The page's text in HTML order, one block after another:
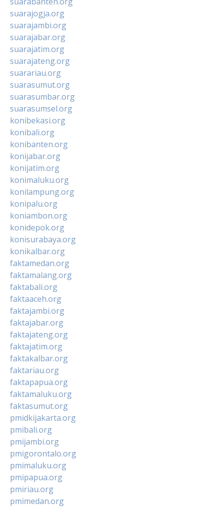
suarajogja.org
suarajambi.org
suarajabar.org
suarajatim.org
suarajateng.org
suarariau.org
suarasumut.org
suarasumbar.org
suarasumsel.org
konibekasi.org
konibali.org
konibanten.org
konijabar.org
konijatim.org
konimaluku.org
konilampung.org
konipalu.org
koniambon.org
konidepok.org
konisurabaya.org
konikalbar.org
faktamedan.org
faktamalang.org
faktabali.org
faktaaceh.org
faktajambi.org
faktajabar.org
faktajateng.org
faktajatim.org
faktakalbar.org
faktariau.org
faktapapua.org
faktamaluku.org
faktasumut.org
pmidkijakarta.org
pmibali.org
pmijambi.org
pmigorontalo.org
pmimaluku.org
pmipapua.org
pmiriau.org
pmimedan.org